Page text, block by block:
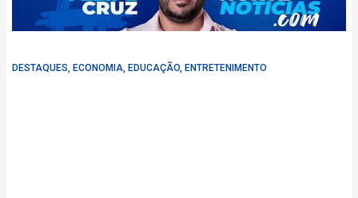
DESTAQUES, ECONOMIA, EDUCAÇÃO, ENTRETENIMENTO